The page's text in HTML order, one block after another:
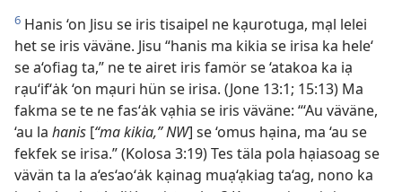
6 Hanis ‘on Jisu se iris tisaipel ne kạurotuga, mạl lelei
het se iris väväne. Jisu “hanis ma kikia se irisa ka hele‘
se a‘ofiag ta,” ne te airet iris famör se ‘atakoa ka iạ
rạu‘if‘ȧk ‘on mạuri hün se irisa. (Jone 13:1; 15:13) Ma
fakma se te ne fas‘ȧk vạhia se iris väväne: “‘Au väväne,
‘au la hanis [“ma kikia,” NW] se ‘omus hạina, ma ‘au se
fekfek se irisa.” (Kolosa 3:19) Tes täla pola hạiasoag se
vävän ta la a‘es‘ao‘ȧk kạinag muạ‘ạkiag ta‘ag, nono ka